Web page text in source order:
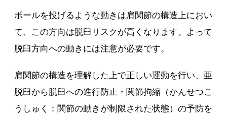
ボールを投げるような動きは肩関節の構造上におい
て、この方向は脱臼リスクが高くなります。よって
脱臼方向への動きには注意が必要です。
肩関節の構造を理解した上で正しい運動を行い、亜
脱臼から脱臼への進行防止・関節拘縮（かんせつこ
うしゅく：関節の動きが制限された状態）の予防を